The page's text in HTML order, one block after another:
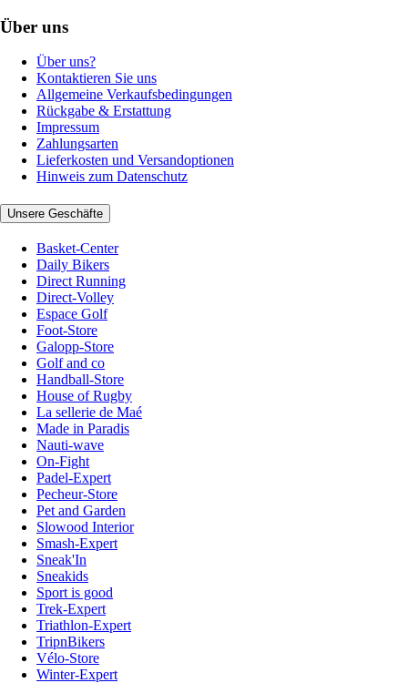
Über uns
Über uns?
Kontaktieren Sie uns
Allgemeine Verkaufsbedingungen
Rückgabe & Erstattung
Impressum
Zahlungsarten
Lieferkosten und Versandoptionen
Hinweis zum Datenschutz
Unsere Geschäfte
Basket-Center
Daily Bikers
Direct Running
Direct-Volley
Espace Golf
Foot-Store
Galopp-Store
Golf and co
Handball-Store
House of Rugby
La sellerie de Maé
Made in Paradis
Nauti-wave
On-Fight
Padel-Expert
Pecheur-Store
Pet and Garden
Slowood Interior
Smash-Expert
Sneak'In
Sneakids
Sport is good
Trek-Expert
Triathlon-Expert
TripnBikers
Vélo-Store
Winter-Expert